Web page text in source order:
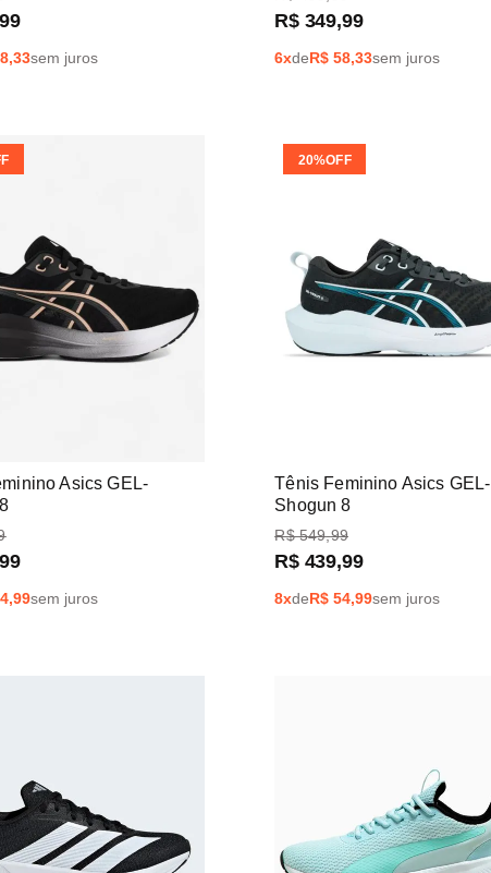
99
sem juros
R$ 349,99
6xdeR$58,33sem juros
Asics GEL-
99
sem juros
Tênis Feminino Asics GEL-
Shogun 8
20%OFF
R$ 549,99
R$ 439,99
8xdeR$54,99sem juros